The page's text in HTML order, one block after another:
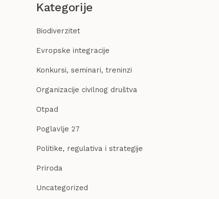
Kategorije
Biodiverzitet
Evropske integracije
Konkursi, seminari, treninzi
Organizacije civilnog društva
Otpad
Poglavlje 27
Politike, regulativa i strategije
Priroda
Uncategorized